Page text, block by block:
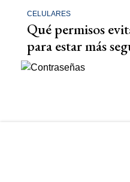
CELULARES
Qué permisos
para estar más